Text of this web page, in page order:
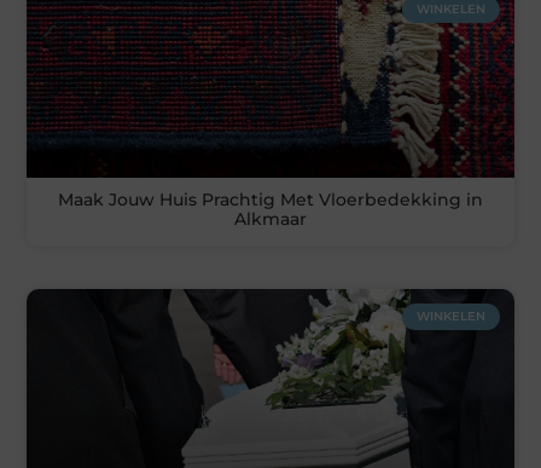
WINKELEN
Maak Jouw Huis Prachtig Met Vloerbedekking in
Alkmaar
WINKELEN